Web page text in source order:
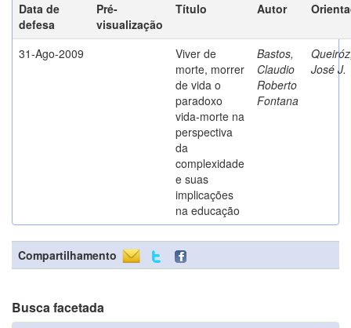
Data de
defesa
Pré-
visualização
Título Autor
31-Ago-2009
Viver de
morte, morrer
de vida o
paradoxo
vida-morte na
perspectiva
da
complexidade
e suas
implicações
na educação
Bastos,
Claudio
Roberto
Fontana
José J.
Compartilhamento
Busca facetada